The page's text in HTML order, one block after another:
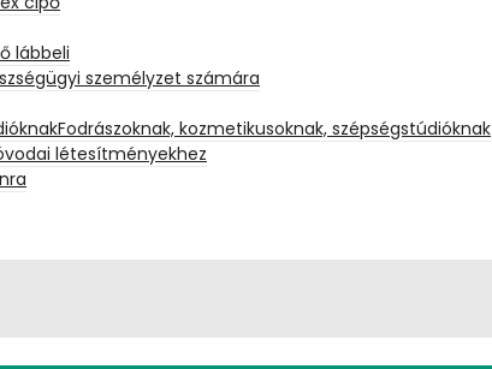
lábbeli
személyzet számára
Fodrászoknak, kozmetikusoknak, szépségstúdióknak
létesítményekhez